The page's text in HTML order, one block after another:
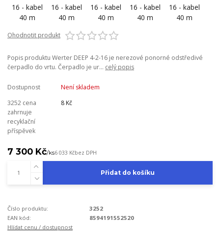
Ohodnotit produkt
Popis produktu Werter DEEP 4-2-16 je nerezové ponorné odstředivé
čerpadlo do vrtu. Čerpadlo je ur... celý popis
Dostupnost
Není skladem
3252 cena
zahrnuje
recyklační
příspěvek
8 Kč
7 300 Kč/ks6 033 Kčbez DPH
Přidat do košíku
Číslo produktu:
3252
EAN kód:
8594191552520
Hlídat cenu / dostupnost